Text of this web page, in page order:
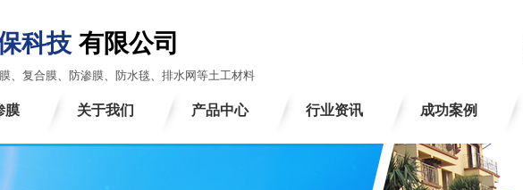
科技 有限公司
、复合膜、防渗膜、防水毯、排水网等土工材料
膜 关于我们 产品中心 行业资讯 成功案例